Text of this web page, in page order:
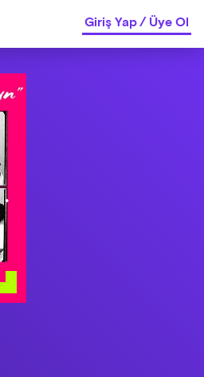
Giriş Yap/Üye Ol